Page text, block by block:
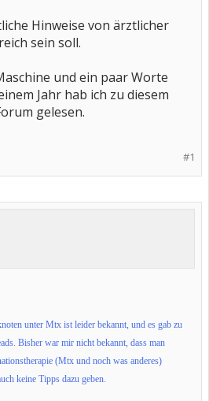
Hinweise von ärztlicher
sein soll.
und ein paar Worte
Jahr hab ich zu diesem
gelesen.
#1
unter Mtx ist leider bekannt, und es gab zu
Bisher war mir nicht bekannt, dass man
(Mtx und noch was anderes)
keine Tipps dazu geben.